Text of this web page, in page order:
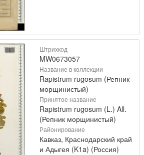
Штрихкод
MW0673057
Название в коллекции
Rapistrum rugosum (Репник
морщинистый)
Принятое название
Rapistrum rugosum (L.) All.
(Репник морщинистый)
Районирование
Кавказ, Краснодарский край
и Адыгея (K1a) (Россия)